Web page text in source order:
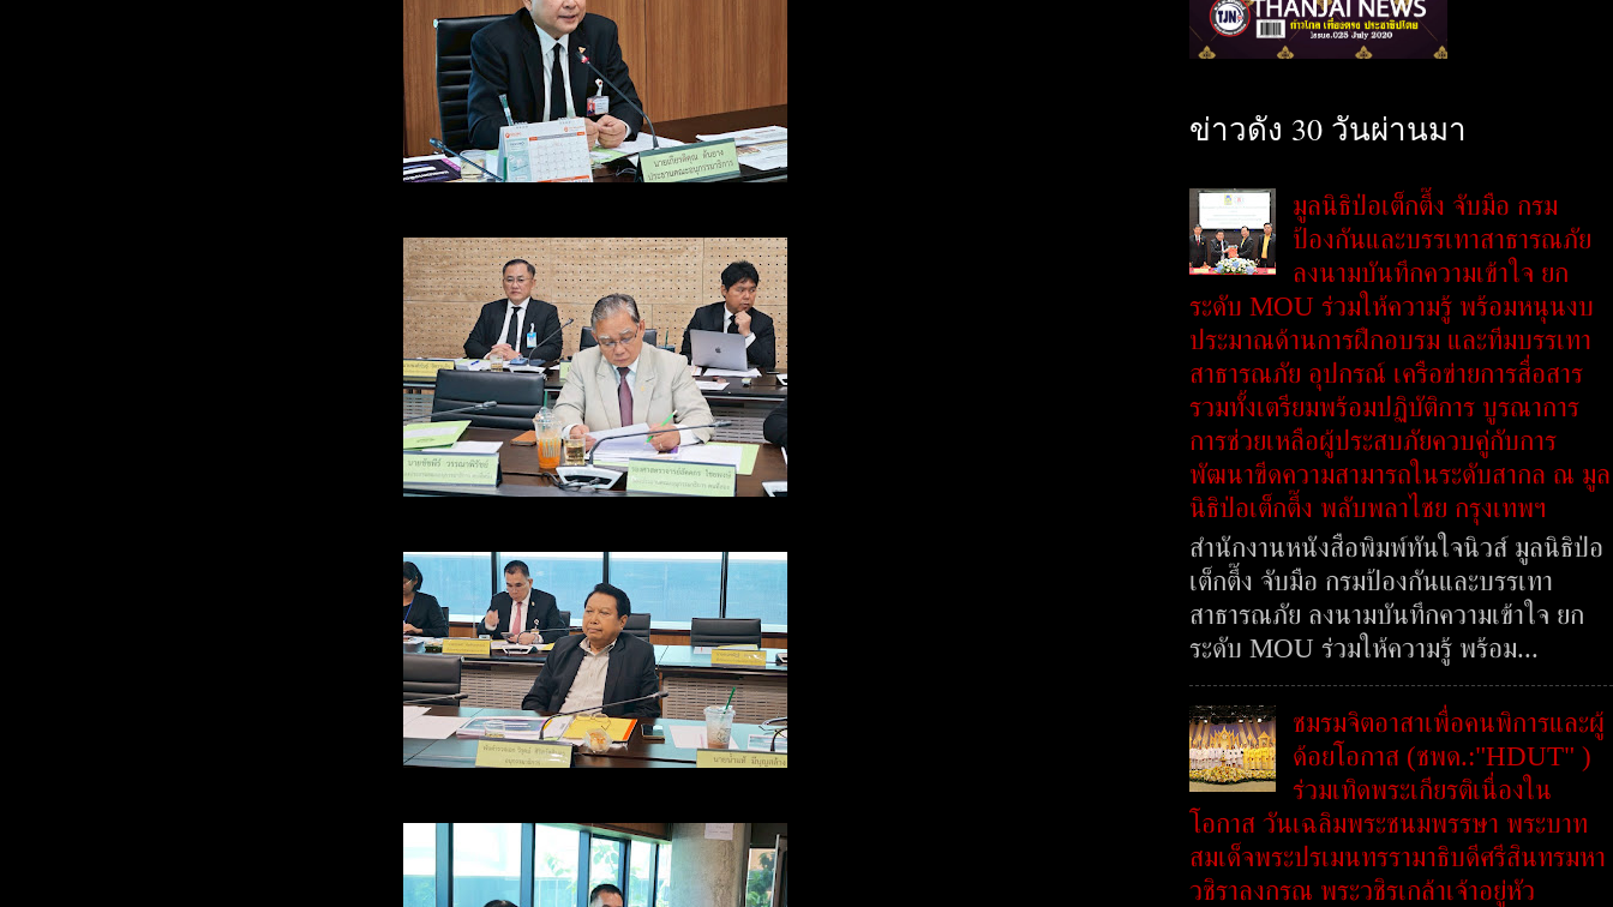
ข่าวดัง 30 วันผ่านมา
มูลนิธิป่อเต็กตึ๊ง จับมือ กรม
ป้องกันและบรรเทาสาธารณภัย
ลงนามบันทึกความเข้าใจ ยก
ระดับ MOU ร่วมให้ความรู้ พร้อมหนุนงบ
ประมาณด้านการฝึกอบรม และทีมบรรเทา
สาธารณภัย อุปกรณ์ เครือข่ายการสื่อสาร
รวมทั้งเตรียมพร้อมปฏิบัติการ บูรณาการ
การช่วยเหลือผู้ประสบภัยควบคู่กับการ
พัฒนาขีดความสามารถในระดับสากล ณ มูล
นิธิป่อเต็กตึ๊ง พลับพลาไชย กรุงเทพฯ
สำนักงานหนังสือพิมพ์ทันใจนิวส์ มูลนิธิป่อ
เต็กตึ๊ง จับมือ กรมป้องกันและบรรเทา
สาธารณภัย ลงนามบันทึกความเข้าใจ ยก
ระดับ MOU ร่วมให้ความรู้ พร้อม...
ชมรมจิตอาสาเพื่อคนพิการและผู้
ด้อยโอกาส (ชพด.:"HDUT" )
ร่วมเทิดพระเกียรติเนื่องใน
โอกาส วันเฉลิมพระชนมพรรษา พระบาท
สมเด็จพระปรเมนทรรามาธิบดีศรีสินทรมหา
วชิราลงกรณ พระวชิรเกล้าเจ้าอยู่หัว